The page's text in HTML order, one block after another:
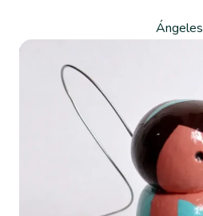
Ángeles